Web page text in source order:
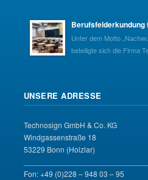
Berufsfelderkundung
Unter dem Motto
beteiligte sich die Firma
UNSERE ADRESSE
Technosign GmbH & Co. KG
Windgassenstraße 18
53229 Bonn (Holzlar)
Fon: +49 (0)228 – 948 03 – 95